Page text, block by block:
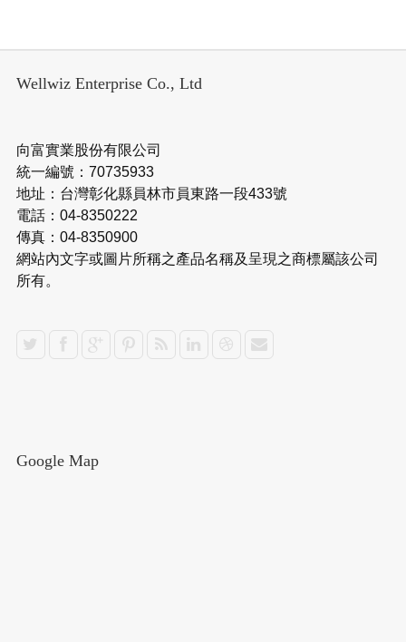
Wellwiz Enterprise Co., Ltd
向富實業股份有限公司
統一編號：70735933
地址：台灣彰化縣員林市員東路一段433號
電話：04-8350222
傳真：04-8350900
網站內文字或圖片所稱之產品名稱及呈現之商標屬該公司
所有。
Google Map